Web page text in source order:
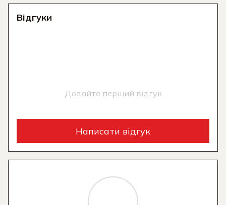
Відгуки
Додайте перший відгук
Написати відгук